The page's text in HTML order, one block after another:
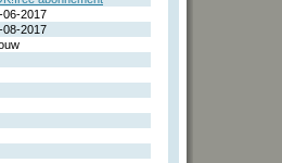
06-2017
08-2017